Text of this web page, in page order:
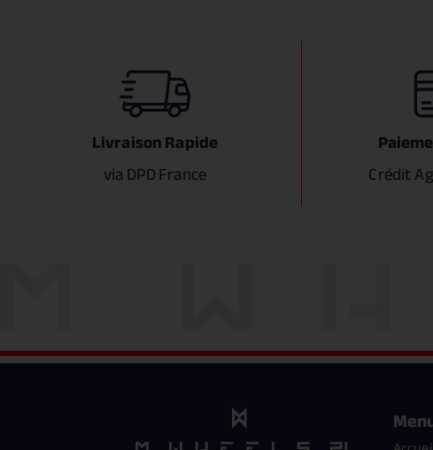
Livraison Rapide
via DPD France
Crédit